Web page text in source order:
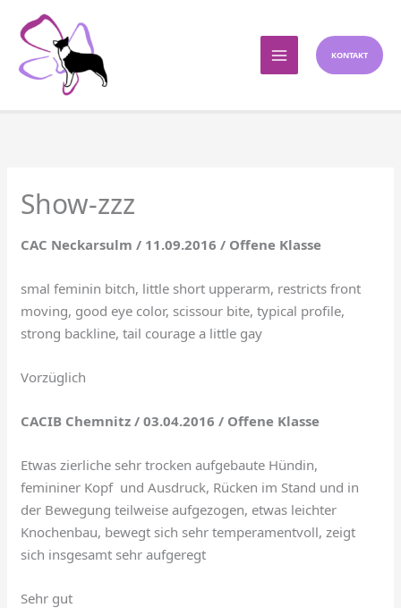
Inhalt
springen
KONTAKT
Show-zzz
CAC Neckarsulm / 11.09.2016 / Offene Klasse
smal feminin bitch, little short upperarm, restricts front
moving, good eye color, scissour bite, typical profile,
strong backline, tail courage a little gay
Vorzüglich
CACIB Chemnitz / 03.04.2016 / Offene Klasse
Etwas zierliche sehr trocken aufgebaute Hündin,
femininer Kopf und Ausdruck, Rücken im Stand und in
der Bewegung teilweise aufgezogen, etwas leichter
Knochenbau, bewegt sich sehr temperamentvoll, zeigt
sich insgesamt sehr aufgeregt
Sehr gut